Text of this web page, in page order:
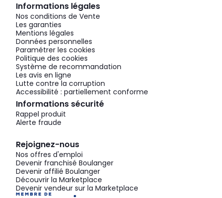
Informations légales
Nos conditions de Vente
Les garanties
Mentions légales
Données personnelles
Paramétrer les cookies
Politique des cookies
Système de recommandation
Les avis en ligne
Lutte contre la corruption
Accessibilité : partiellement conforme
Informations sécurité
Rappel produit
Alerte fraude
Rejoignez-nous
Nos offres d'emploi
Devenir franchisé Boulanger
Devenir affilié Boulanger
Découvrir la Marketplace
Devenir vendeur sur la Marketplace